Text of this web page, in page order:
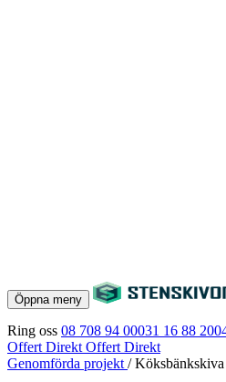
Öppna meny
Ring oss 08 708 94 00031 16 88 20
Offert Direkt Offert Direkt
Genomförda projekt /